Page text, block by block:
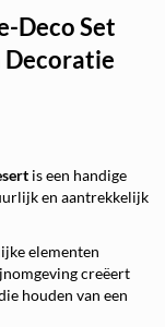
Deco Set
Decoratie
is een handige
en aantrekkelijk
elementen
creëert
houden van een